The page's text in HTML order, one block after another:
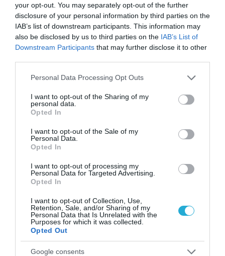
your opt-out. You may separately opt-out of the further
disclosure of your personal information by third parties on the
IAB’s list of downstream participants. This information may
also be disclosed by us to third parties on the IAB’s List of
Downstream Participants that may further disclose it to other
Please note that this website/app uses one or more Google
not limited to your visit or usage behaviour. You may click to
grant or deny consent to Google and its third-party tags to
use your data for below specified purposes in below Google
consent section.
Personal Data Processing Opt Outs
I want to opt-out of the Sharing of my
personal data.
Opted In
I want to opt-out of the Sale of my
Personal Data.
Opted In
I want to opt-out of processing my
Personal Data for Targeted Advertising.
Opted In
I want to opt-out of Collection, Use,
Retention, Sale, and/or Sharing of my
Personal Data that Is Unrelated with the
Purposes for which it was collected.
Opted Out
Google consents
1 Αυτό είναι το θαυματουργό έλαιο που
προστατεύει από το Αλτχάιμερ
Το τρόφιμο που θωρακίζει «αθόρυβα»
τα οστά σε κάθε ηλικία… δεν είναι το
γάλα!